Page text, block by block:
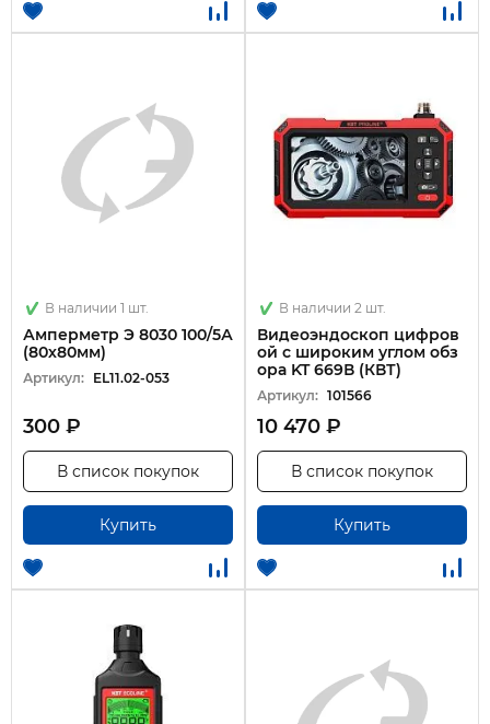
В наличии 1 шт.
Амперметр Э 8030 100/5А
(80х80мм)
Артикул: EL11.02-053
300 ₽
Купить
В список покупок
В наличии 2 шт.
Видеоэндоскоп цифров
ой с широким углом обз
ора KT 669В (КВТ)
Артикул: 101566
10 470 ₽
Купить
В список покупок